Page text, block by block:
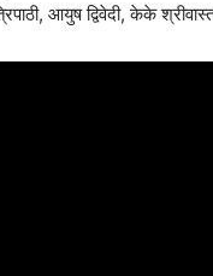
आयुष द्विवेदी, केके